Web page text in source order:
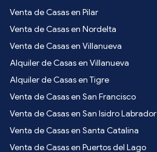
Venta de Casas en Pilar
Venta de Casas en Nordelta
Venta de Casas en Villanueva
Alquiler de Casas en Villanueva
Alquiler de Casas en Tigre
Venta de Casas en San Francisco
Venta de Casas en San Isidro Labrador
Venta de Casas en Santa Catalina
Venta de Casas en Puertos del Lago